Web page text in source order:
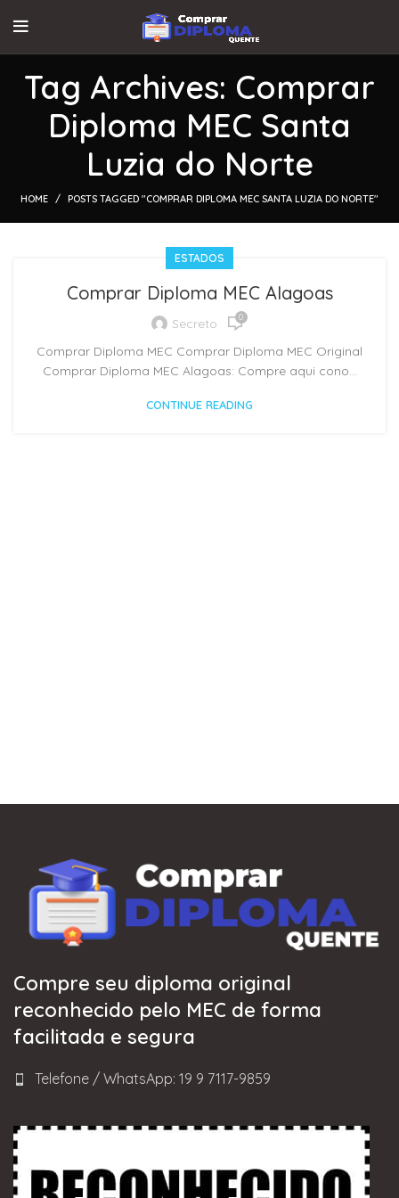
Tag Archives: Comprar
Diploma MEC Santa
Luzia do Norte
HOME POSTS TAGGED "COMPRAR DIPLOMA MEC SANTA LUZIA DO NORTE"
ESTADOS
Comprar Diploma MEC Alagoas
Secreto 0
Comprar Diploma MEC Comprar Diploma MEC Original
Comprar Diploma MEC Alagoas: Compre aqui cono...
CONTINUE READING
Compre seu diploma original
reconhecido pelo MEC de forma
facilitada e segura
Telefone / WhatsApp: 19 9 7117-9859